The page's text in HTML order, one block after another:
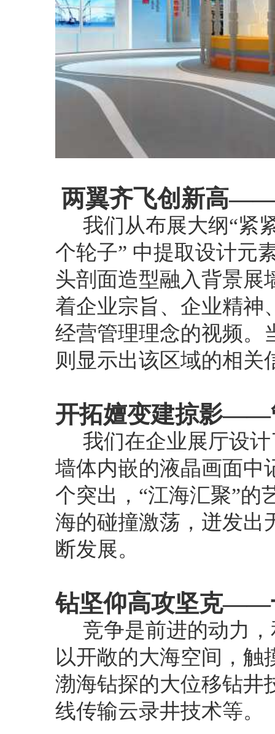
两翼齐飞创新高
我们从布展大纲“紧
个轮子” 中提取设计元
头剖面造型融入背景展
着企业宗旨、企业精神
经营管理理念的视频。
则显示出该区域的相关
开拓嬗变建掠影——
我们在企业展厅设
墙体内嵌的液晶画面中
个突出，“江海汇聚”的
海的碰撞激荡，迸发出
断发展。
钻坚仰高攻坚克——
竞争是前进的动力
以开敞的大海空间，触
渤海钻探的大位移钻井
线传输云录井技术等。